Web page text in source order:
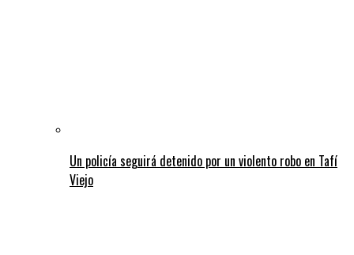
Un policía seguirá detenido por un violento robo en Tafí
Viejo